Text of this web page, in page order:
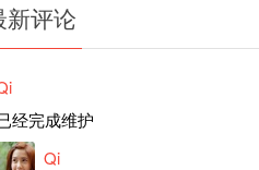
新评论
经完成维护
Qi